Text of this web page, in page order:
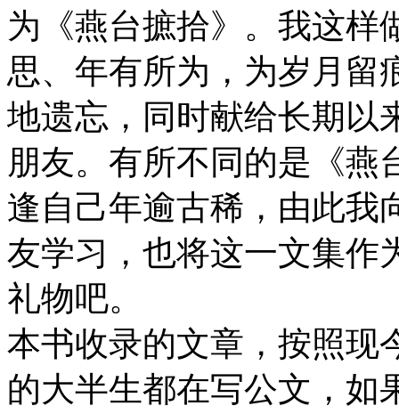
为《燕台摭拾》。我这样
思、年有所为，为岁月留
地遗忘，同时献给长期以
朋友。有所不同的是《燕
逢自己年逾古稀，由此我
友学习，也将这一文集作
礼物吧。
本书收录的文章，按照现
的大半生都在写公文，如